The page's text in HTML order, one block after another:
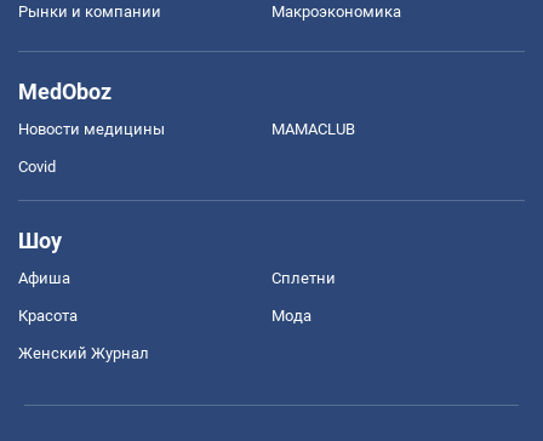
Рынки и компании Mакроэкономика
MedOboz
Новости медицины MAMACLUB
Covid
Шоу
Афиша Сплетни
Красота Мода
Женский Журнал